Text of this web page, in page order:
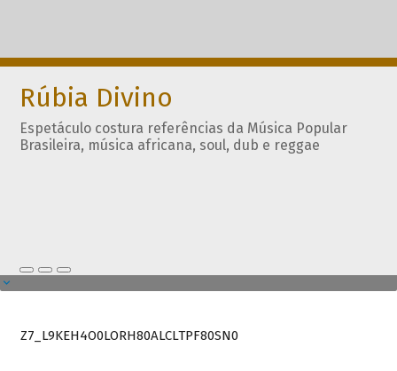
Rúbia Divino
Espetáculo costura referências da Música Popular
Brasileira, música africana, soul, dub e reggae
Z7_L9KEH4O0LORH80ALCLTPF80SN0